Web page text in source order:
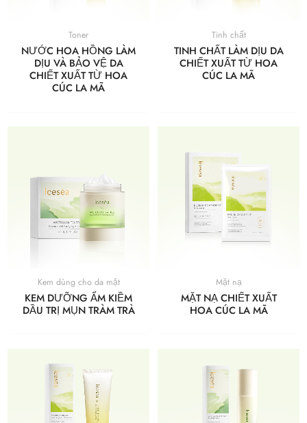
Toner
NƯỚC HOA HỒNG LÀM
DỊU VÀ BẢO VỆ DA
CHIẾT XUẤT TỪ HOA
CÚC LA MÃ
Tinh chất
TINH CHẤT LÀM DỊU DA
CHIẾT XUẤT TỪ HOA
CÚC LA MÃ
Kem dùng cho da mặt
KEM DƯỠNG ẨM KIỀM
DẦU TRỊ MỤN TRÀM TRÀ
Mặt nạ
MẶT NẠ CHIẾT XUẤT
HOA CÚC LA MÃ